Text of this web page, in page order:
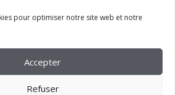
pour optimiser notre site web et notre
Accepter
Refuser